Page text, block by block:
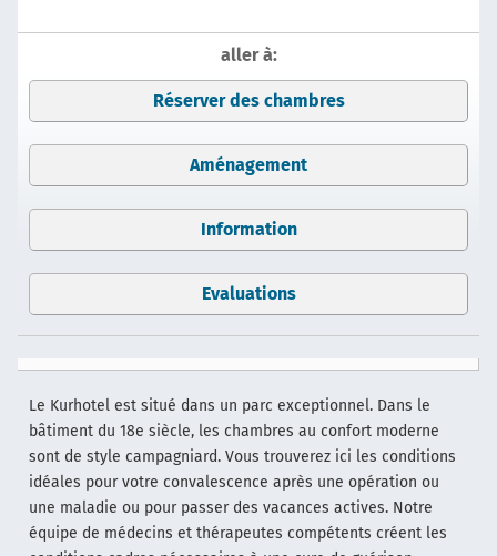
aller à:
Réserver des chambres
Aménagement
Information
Evaluations
Le Kurhotel est situé dans un parc exceptionnel. Dans le
bâtiment du 18e siècle, les chambres au confort moderne
sont de style campagniard. Vous trouverez ici les conditions
idéales pour votre convalescence après une opération ou
une maladie ou pour passer des vacances actives. Notre
équipe de médecins et thérapeutes compétents créent les